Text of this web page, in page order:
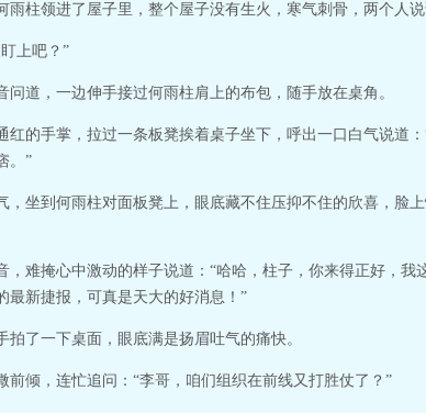
雨柱领进了屋子里，整个屋子没有生火，寒气刺骨，两个人说
上吧？”
问道，一边伸手接过何雨柱肩上的布包，随手放在桌角。
红的手掌，拉过一条板凳挨着桌子坐下，呼出一口白气说道
。”
，坐到何雨柱对面板凳上，眼底藏不住压抑不住的欣喜，脸
，难掩心中激动的样子说道：“哈哈，柱子，你来得正好，
最新捷报，可真是天大的好消息！”
拍了一下桌面，眼底满是扬眉吐气的痛快。
前倾，连忙追问：“李哥，咱们组织在前线又打胜仗了？”